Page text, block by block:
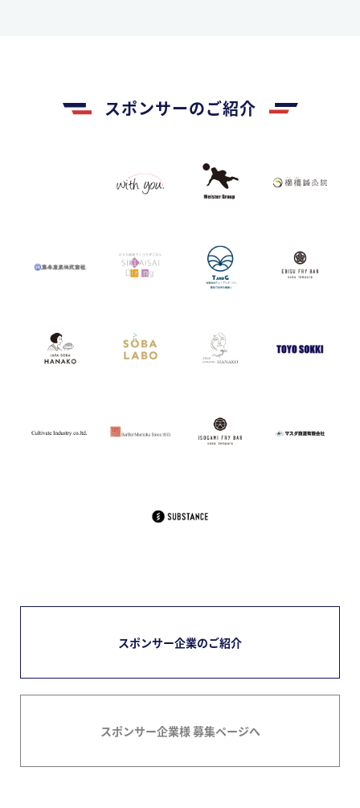
スポンサーのご紹介
スポンサー企業のご紹介
スポンサー企業様 募集ページへ